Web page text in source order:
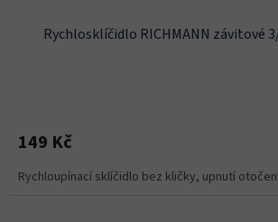
Rychlosklíčidlo RICHMANN závitové
149 Kč
Rychloupínací sklíčidlo bez kličky, upnutí